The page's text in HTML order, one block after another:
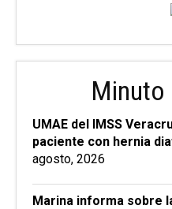
UMAE del IMSS
paciente con hernia
agosto, 2026
Marina informa sobre